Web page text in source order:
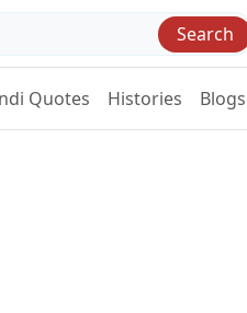
Search
Quotes Histories Blogs